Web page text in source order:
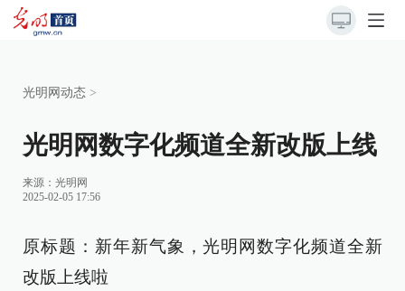
光明网动态 >
光明网数字化频道全新改版上线
来源： 光明网
2025-02-05 17:56
原标题：新年新气象，光明网数字化频道全新
改版上线啦